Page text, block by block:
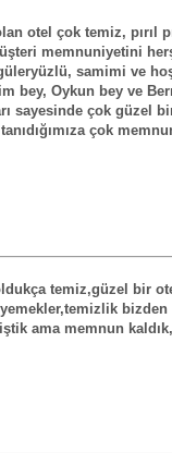
otel çok temiz, pırıl
memnuniyetini
samimi ve
bey, Oykun bey ve
sayesinde çok güzel
çok
temiz,güzel bir
bizden
ama memnun